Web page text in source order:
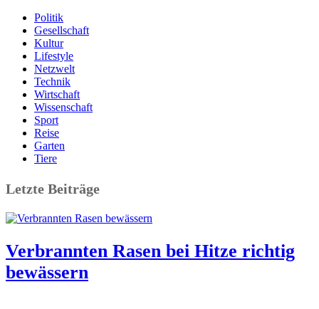
Politik
Gesellschaft
Kultur
Lifestyle
Netzwelt
Technik
Wirtschaft
Wissenschaft
Sport
Reise
Garten
Tiere
Letzte Beiträge
Verbrannten Rasen bei Hitze richtig
bewässern